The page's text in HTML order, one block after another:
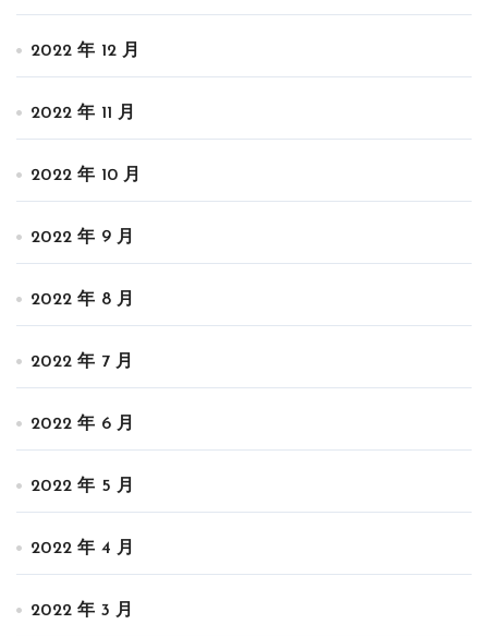
2022 年 12 月
2022 年 11 月
2022 年 10 月
2022 年 9 月
2022 年 8 月
2022 年 7 月
2022 年 6 月
2022 年 5 月
2022 年 4 月
2022 年 3 月